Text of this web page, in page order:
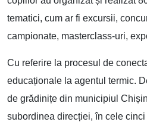
tematici, cum ar fi excursii,
campionate, masterclass-uri,
Cu referire la procesul de
educaționale la agentul termic.
de grădinițe din municipiul
subordinea direcției, în cele